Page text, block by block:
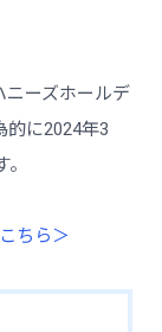
ーズホールデ
的に2024年3
ちら＞